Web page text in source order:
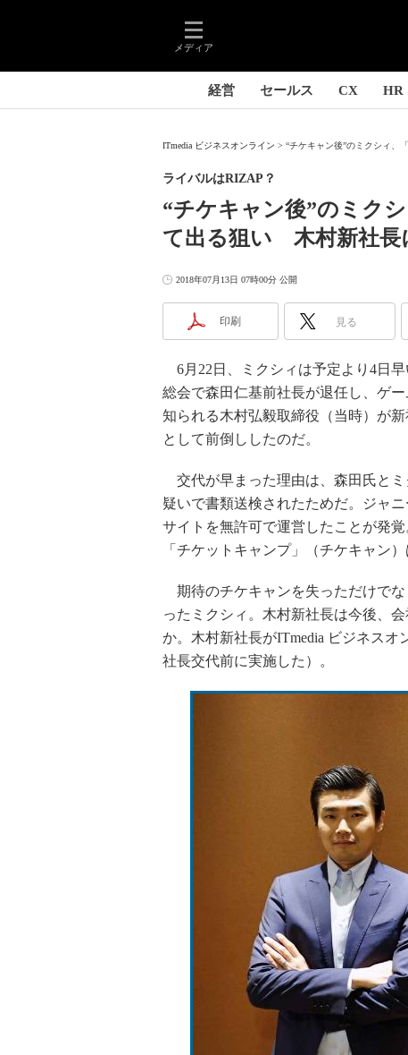
メディア
経営 セールス CX HR
ITmedia ビジネスオンライン “チケキャン後”のミクシィ、
“チケキャン後”のミク
て出る狙い 木村新社長
ライバルはRIZAP？
2018年07月13日 07時00分 公開
印刷 見る
6月22日、ミクシィは予定より4日
総会で森田仁基前社長が退任し、ゲ
知られる木村弘毅取締役（当時）が
として前倒ししたのだ。
交代が早まった理由は、森田氏と
疑いで書類送検されたためだ。ジャ
サイトを無許可で運営したことが発
「チケットキャンプ」（チケキャン
期待のチケキャンを失っただけで
ったミクシィ。木村新社長は今後、
か。木村新社長がITmedia ビジネス
社長交代前に実施した）。